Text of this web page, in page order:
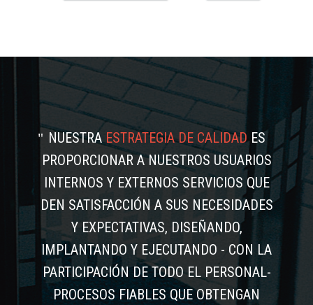
NUESTRAESTRATEGIA DE CALIDADES
PROPORCIONAR A NUESTROS USUARIOS
INTERNOS Y EXTERNOS SERVICIOS QUE
DEN SATISFACCIÓN A SUS NECESIDADES
Y EXPECTATIVAS, DISEÑANDO,
IMPLANTANDO Y EJECUTANDO - CON LA
PARTICIPACIÓN DE TODO EL PERSONAL-
PROCESOS FIABLES QUE OBTENGAN